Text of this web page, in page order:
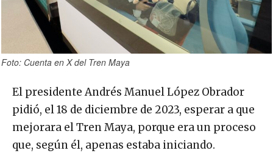
Foto: Cuenta en X del Tren Maya
El presidente Andrés Manuel López Obrador
pidió, el 18 de diciembre de 2023, esperar a que
mejorara el Tren Maya, porque era un proceso
que, según él, apenas estaba iniciando.